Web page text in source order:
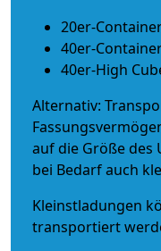
20er-
40er-
40er-High
Alternativ:
auf die Größe
bei Bedarf auch
Kleinstladungen
transportiert